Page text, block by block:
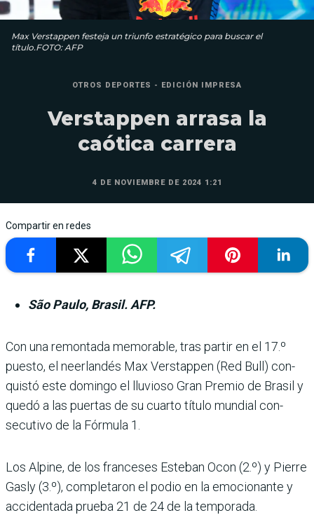
Max Verstappen festeja un triunfo estratégico para buscar el
título.FOTO: AFP
OTROS DEPORTES - EDICIÓN IMPRESA
Verstappen arrasa la
caótica carrera
4 DE NOVIEMBRE DE 2024 1:21
Compartir en redes
São Paulo, Brasil. AFP.
Con una remontada memo­rable, tras partir en el 17.º
puesto, el neerlandés Max Verstappen (Red Bull) con­
quistó este domingo el llu­vioso Gran Premio de Brasil y
quedó a las puertas de su cuarto título mundial con­
secutivo de la Fórmula 1.
Los Alpine, de los franceses Esteban Ocon (2.º) y Pierre
Gasly (3.º), completaron el podio en la emocionante y
accidentada prueba 21 de 24 de la temporada.